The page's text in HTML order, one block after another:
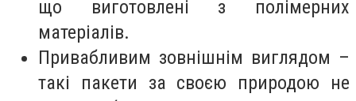
що виготовлені з полімерних
матеріалів.
Привабливим зовнішнім виглядом –
такі пакети за своєю природою не